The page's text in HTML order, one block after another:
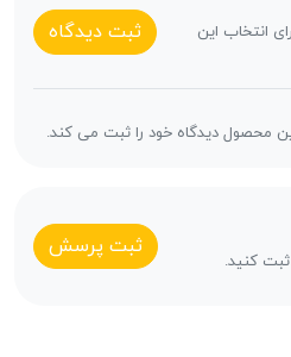
انتخاب این
ثبت دیدگاه
محصول دیدگاه خود را ثبت می کند.
کنید.
ثبت پرسش